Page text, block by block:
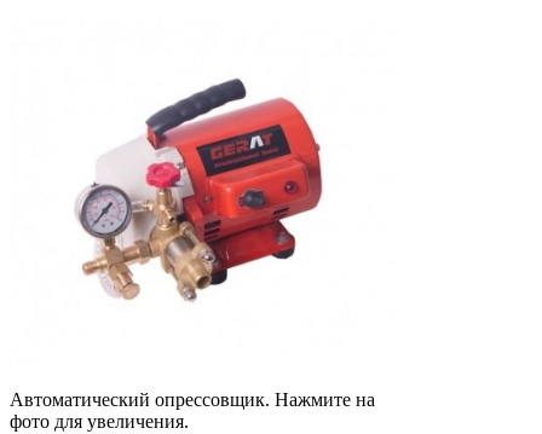
Автоматический опрессовщик. Нажмите на
фото для увеличения.